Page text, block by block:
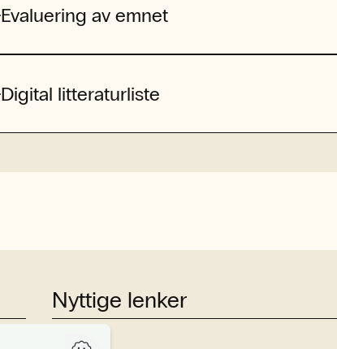
Evaluering av emnet
Digital litteraturliste
Nyttige lenker